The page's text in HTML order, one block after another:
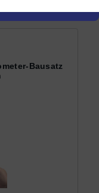
Bausatz